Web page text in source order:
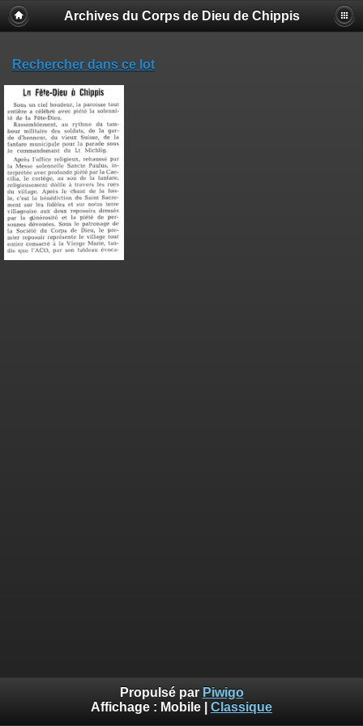
Archives du Corps de Dieu de Chippis
Rechercher dans ce lot
Propulsé par Piwigo
Affichage : Mobile Classique